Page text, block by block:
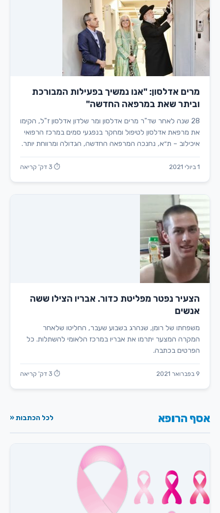
מרים אדלסון: "אנו נמשיך בפעילות המבורכת
וביתר שאת במרפאה החדשה"
28 שנה לאחר שד"ר מרים אדלסון ומר שלדון אדלסון ז"ל, הקימו
את מרפאת אדלסון לטיפול ומחקר בנפגעי סמים במרכז הרפואי
איכילוב – ת״א, נחנכה המרפאה החדשה, הגדולה ומרווחת יותר.
1 ביולי 2021 ⏱ 3 דק' קריאה
הצעיר נפטר מפליטת כדור. אבריו הצילו ששה
אנשים
משפחתו של רומן, שנהרג בשבוע שעבר, החליטו שלאחר
המקרה המצער יתרמו את אבריו במרכז הלאומי להשתלות. כל
הפרטים בכתבה.
9 בפברואר 2021 ⏱ 3 דק' קריאה
אסף הרופא לכל הכתבות «